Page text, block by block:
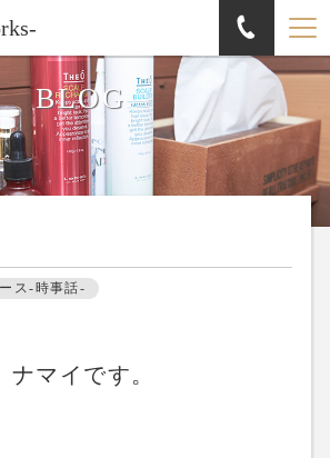
BLOG
ス-時事話-
ナマイです。